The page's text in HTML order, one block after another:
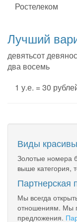
Ростелеком
Лучший
девятьсот
два восемь
1 у.е. = 30
Виды
Золотые номера
выше категория,
Партнерская
Мы всегда
отношениям. Мы
предложения.